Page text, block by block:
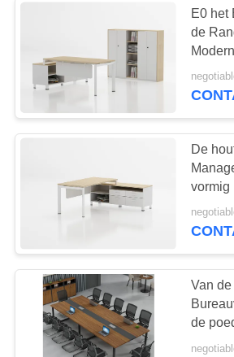
CONTACTEER
ONS
VERZOEK
EEN
CITAAT
SITEMAP
E0 het
de
De
vormig
Van de
de